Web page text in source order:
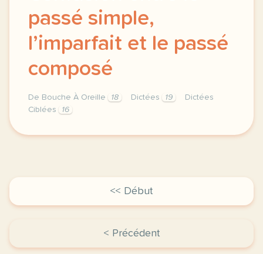
passé simple,
l’imparfait et le passé
composé
De Bouche À Oreille 18 Dictées 19
Dictées
Ciblées
16
confusion entre le passe simple l imparfait et le
<< Début
< Précédent